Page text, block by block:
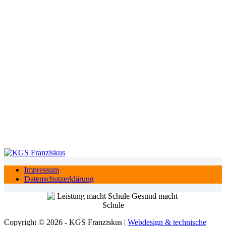
Impressum
Datenschutzerklärung
Copyright © 2026 - KGS Franziskus | Webdesign & technische